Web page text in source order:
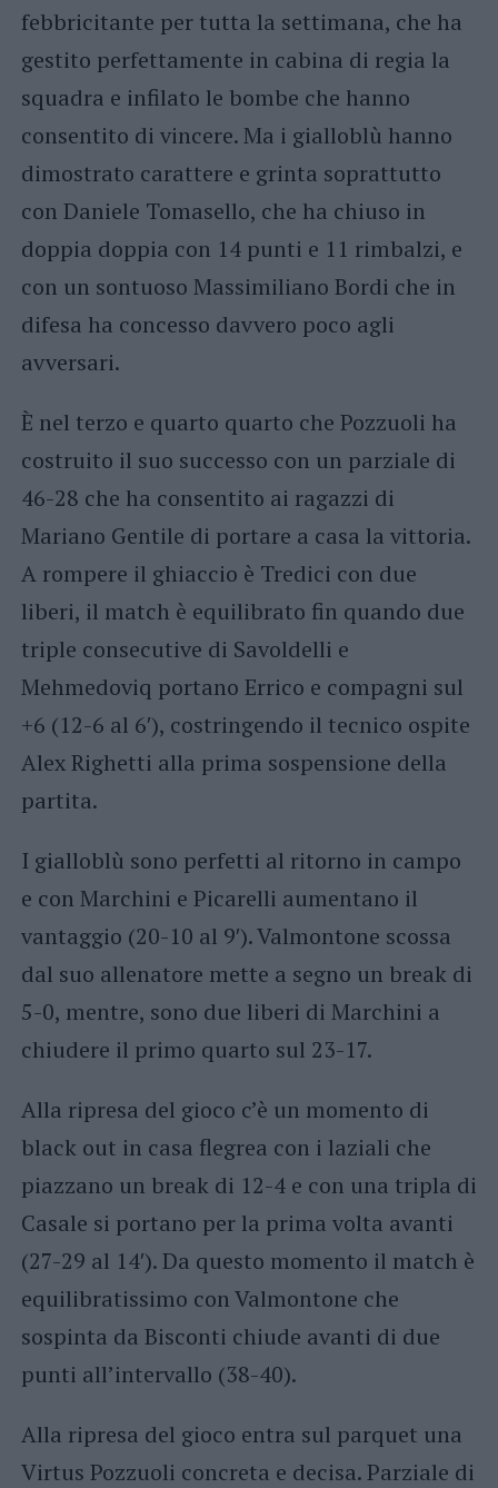
febbricitante per tutta la settimana, che ha
gestito perfettamente in cabina di regia la
squadra e infilato le bombe che hanno
consentito di vincere. Ma i gialloblù hanno
dimostrato carattere e grinta soprattutto
con Daniele Tomasello, che ha chiuso in
doppia doppia con 14 punti e 11 rimbalzi, e
con un sontuoso Massimiliano Bordi che in
difesa ha concesso davvero poco agli
avversari.
È nel terzo e quarto quarto che Pozzuoli ha
costruito il suo successo con un parziale di
46-28 che ha consentito ai ragazzi di
Mariano Gentile di portare a casa la vittoria.
A rompere il ghiaccio è Tredici con due
liberi, il match è equilibrato fin quando due
triple consecutive di Savoldelli e
Mehmedoviq portano Errico e compagni sul
+6 (12-6 al 6′), costringendo il tecnico ospite
Alex Righetti alla prima sospensione della
partita.
I gialloblù sono perfetti al ritorno in campo
e con Marchini e Picarelli aumentano il
vantaggio (20-10 al 9′). Valmontone scossa
dal suo allenatore mette a segno un break di
5-0, mentre, sono due liberi di Marchini a
chiudere il primo quarto sul 23-17.
Alla ripresa del gioco c’è un momento di
black out in casa flegrea con i laziali che
piazzano un break di 12-4 e con una tripla di
Casale si portano per la prima volta avanti
(27-29 al 14′). Da questo momento il match è
equilibratissimo con Valmontone che
sospinta da Bisconti chiude avanti di due
punti all’intervallo (38-40).
Alla ripresa del gioco entra sul parquet una
Virtus Pozzuoli concreta e decisa. Parziale di